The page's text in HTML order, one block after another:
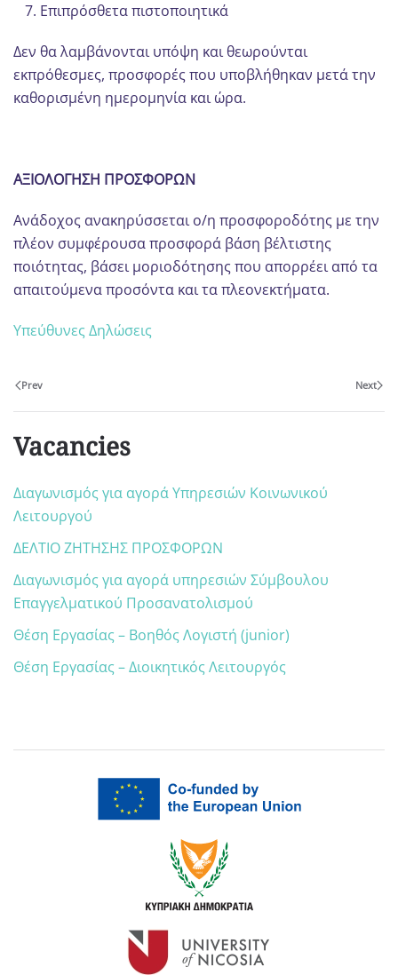
Επιπρόσθετα πιστοποιητικά
Δεν θα λαμβάνονται υπόψη και θεωρούνται
εκπρόθεσμες, προσφορές που υποβλήθηκαν μετά την
καθορισμένη ημερομηνία και ώρα.
ΑΞΙΟΛΟΓΗΣΗ ΠΡΟΣΦΟΡΩΝ
Ανάδοχος ανακηρύσσεται ο/η προσφοροδότης με την
πλέον συμφέρουσα προσφορά βάση βέλτιστης
ποιότητας, βάσει μοριοδότησης που απορρέει από τα
απαιτούμενα προσόντα και τα πλεονεκτήματα.
Υπεύθυνες Δηλώσεις
Prev Next
Vacancies
Διαγωνισμός για αγορά Υπηρεσιών Κοινωνικού
Λειτουργού
ΔΕΛΤΙΟ ΖΗΤΗΣΗΣ ΠΡΟΣΦΟΡΩΝ
Διαγωνισμός για αγορά υπηρεσιών Σύμβουλου
Επαγγελματικού Προσανατολισμού
Θέση Εργασίας – Βοηθός Λογιστή (junior)
Θέση Εργασίας – Διοικητικός Λειτουργός